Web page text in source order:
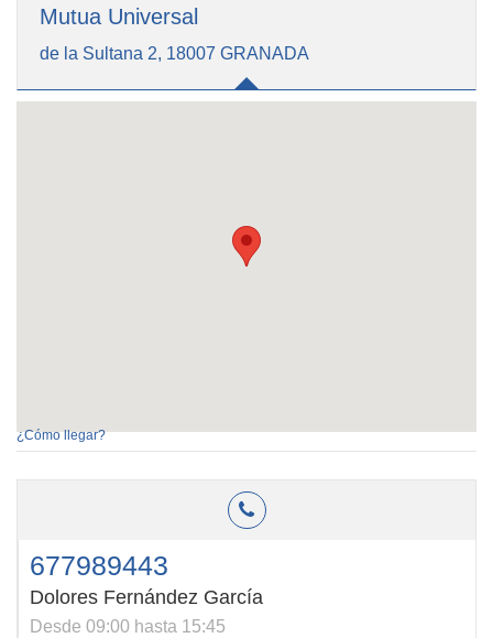
Mutua Universal
de la Sultana 2, 18007 GRANADA
¿Cómo llegar?
677989443
Dolores Fernández García
Desde 09:00 hasta 15:45